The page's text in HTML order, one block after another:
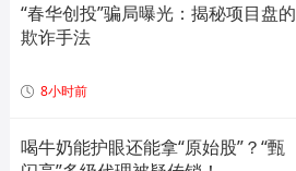
“春华创投”骗局曝光：揭秘项目盘的
欺诈手法
8小时前
喝牛奶能护眼还能拿“原始股”？“甄